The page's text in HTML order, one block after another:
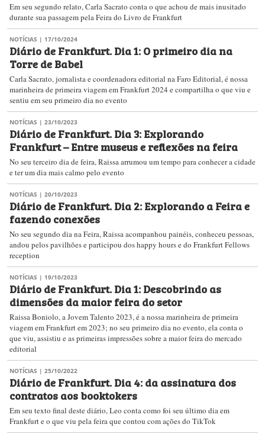
Em seu segundo relato, Carla Sacrato conta o que achou de mais inusitado
durante sua passagem pela Feira do Livro de Frankfurt
NOTÍCIAS | 17/10/2024
Diário de Frankfurt. Dia 1: O primeiro dia na
Torre de Babel
Carla Sacrato, jornalista e coordenadora editorial na Faro Editorial, é nossa
marinheira de primeira viagem em Frankfurt 2024 e compartilha o que viu e
sentiu em seu primeiro dia no evento
NOTÍCIAS | 23/10/2023
Diário de Frankfurt. Dia 3: Explorando
Frankfurt – Entre museus e reflexões na feira
No seu terceiro dia de feira, Raissa arrumou um tempo para conhecer a cidade
e ter um dia mais calmo pelo evento
NOTÍCIAS | 20/10/2023
Diário de Frankfurt. Dia 2: Explorando a Feira e
fazendo conexões
No seu segundo dia na Feira, Raissa acompanhou painéis, conheceu pessoas,
andou pelos pavilhões e participou dos happy hours e do Frankfurt Fellows
reception
NOTÍCIAS | 19/10/2023
Diário de Frankfurt. Dia 1: Descobrindo as
dimensões da maior feira do setor
Raissa Boniolo, a Jovem Talento 2023, é a nossa marinheira de primeira
viagem em Frankfurt em 2023; no seu primeiro dia no evento, ela conta o
que viu, assistiu e as primeiras impressões sobre a maior feira do mercado
editorial
NOTÍCIAS | 25/10/2022
Diário de Frankfurt. Dia 4: da assinatura dos
contratos aos booktokers
Em seu texto final deste diário, Leo conta como foi seu último dia em
Frankfurt e o que viu pela feira que contou com ações do TikTok